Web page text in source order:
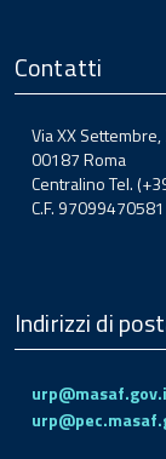
Contatti
Via XX
00187 Roma
Centralino Tel.
C.F. 97099470581
Indirizzi di